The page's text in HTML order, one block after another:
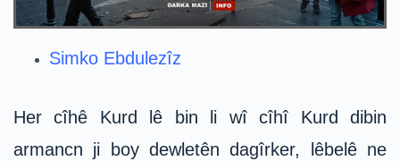
Simko Ebdulezîz
Her cîhê Kurd lê bin li wî cîhî Kurd dibin
armancn ji boy dewletên dagîrker, lêbelê ne